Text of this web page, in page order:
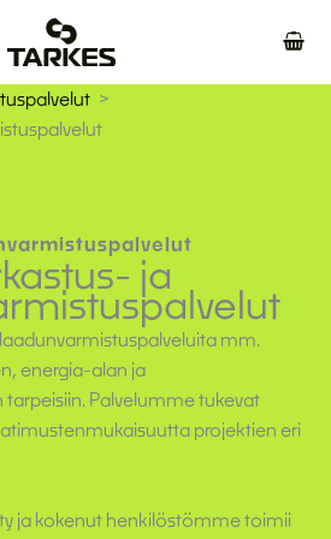
ja
mm.
energia-alan ja
Palvelumme tukevat
projektien eri
ja kokenut henkilöstömme toimii